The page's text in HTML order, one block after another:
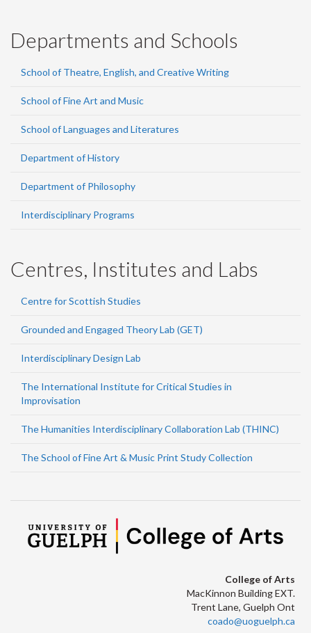
Departments and Schools
School of Theatre, English, and Creative Writing
School of Fine Art and Music
School of Languages and Literatures
Department of History
Department of Philosophy
Interdisciplinary Programs
Centres, Institutes and Labs
Centre for Scottish Studies
Grounded and Engaged Theory Lab (GET)
Interdisciplinary Design Lab
The International Institute for Critical Studies in
Improvisation
The Humanities Interdisciplinary Collaboration Lab (THINC)
The School of Fine Art & Music Print Study Collection
College of Arts
MacKinnon Building EXT.
Trent Lane, Guelph Ont
coado@uoguelph.ca